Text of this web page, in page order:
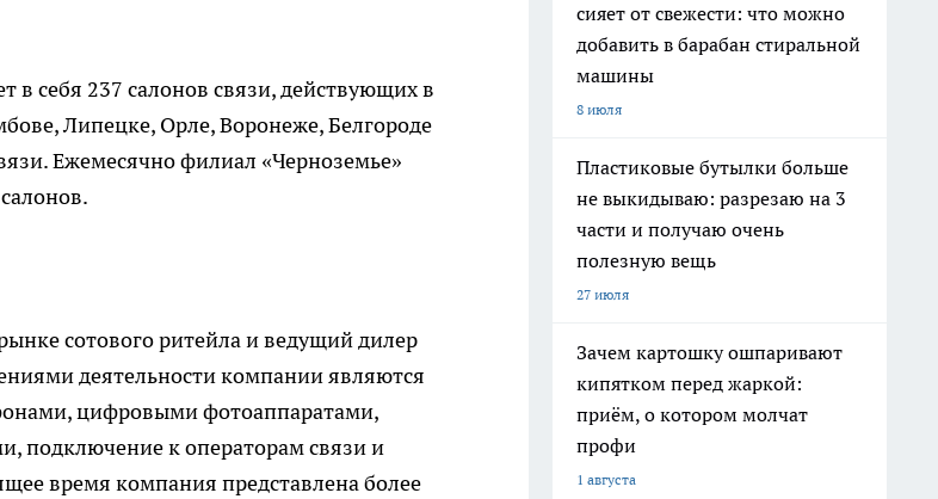
в себя 237 салонов связи, действующих в
Липецке, Орле, Воронеже, Белгороде
Ежемесячно филиал «Черноземье»
сотового ритейла и ведущий дилер
деятельности компании являются
цифровыми фотоаппаратами,
подключение к операторам связи и
время компания представлена более
сияет от свежести: что можно
добавить в барабан стиральной
машины
8 июля
Пластиковые бутылки больше
не выкидываю: разрезаю на 3
части и получаю очень
полезную вещь
27 июля
Зачем картошку ошпаривают
кипятком перед жаркой:
приём, о котором молчат
профи
1 августа